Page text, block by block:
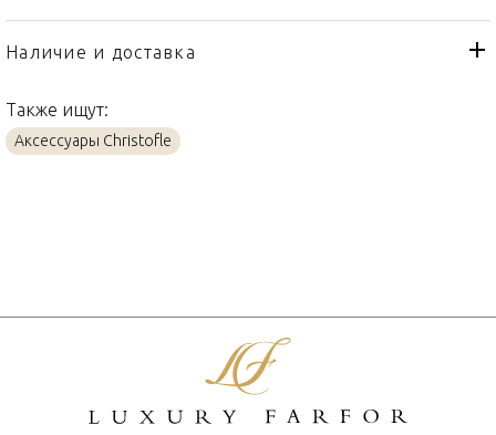
Тип товара
Канделябр
Бренд
Страна производителя
Материал
Наличие и доставка
Также ищут:
Аксессуары Christofle